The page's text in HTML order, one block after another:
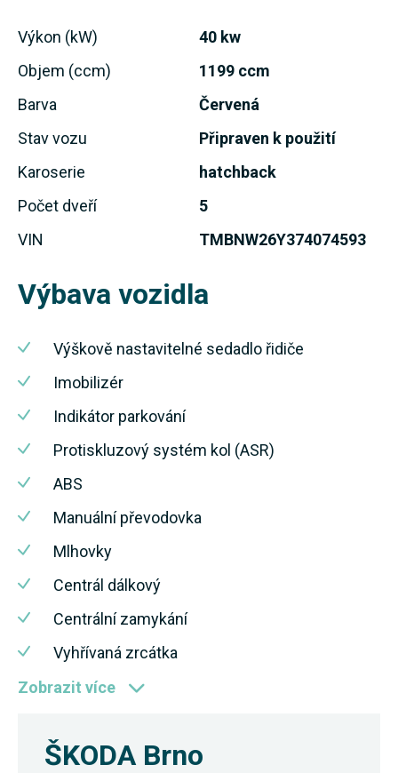
Výkon (kW)
40 kw
Objem (ccm)
1199 ccm
Barva
Červená
Stav vozu
Připraven k použití
Karoserie
hatchback
Počet dveří
5
VIN
TMBNW26Y374074593
Výbava vozidla
Výškově nastavitelné sedadlo řidiče
Imobilizér
Indikátor parkování
Protiskluzový systém kol (ASR)
ABS
Manuální převodovka
Mlhovky
Centrál dálkový
Centrální zamykání
Vyhřívaná zrcátka
Zobrazit více
ŠKODA Brno